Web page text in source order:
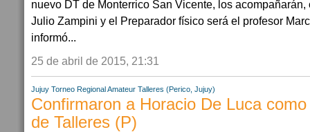
nuevo DT de Monterrico San Vicente, los
Julio Zampini y el Preparador físico será el profesor
informó...
25 de abril de 2015, 21:31
Jujuy Torneo Regional Amateur Talleres (Perico, Jujuy)
Confirmaron a Horacio De Luca
de Talleres (P)